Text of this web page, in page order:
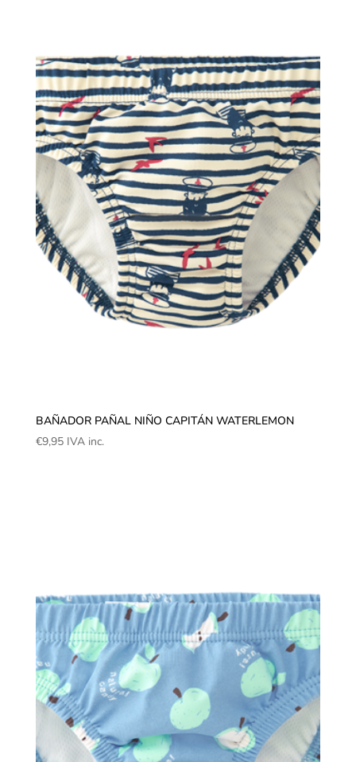
BAÑADOR PAÑAL NIÑO CAPITÁN WATERLEMON
€9,95 IVA inc.